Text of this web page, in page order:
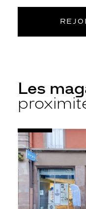
Les
Opticien
Strasbourg
-
Bourgeois
-
Krys
Voir
la
fiche